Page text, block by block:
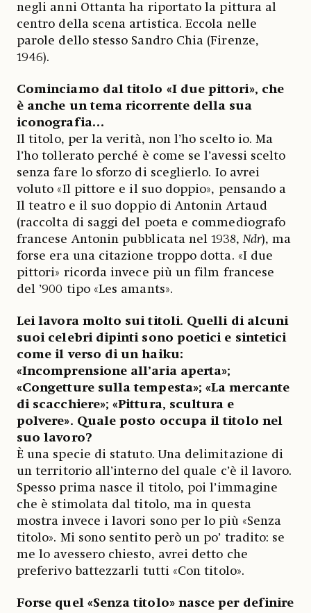
negli anni Ottanta ha riportato la pittura al
centro della scena artistica. Eccola nelle
parole dello stesso Sandro Chia (Firenze,
1946).
Cominciamo dal titolo «I due pittori», che
è anche un tema ricorrente della sua
iconografia…
Il titolo, per la verità, non l’ho scelto io. Ma
l’ho tollerato perché è come se l’avessi scelto
senza fare lo sforzo di sceglierlo. Io avrei
voluto «Il pittore e il suo doppio», pensando a
Il teatro e il suo doppio di Antonin Artaud
(raccolta di saggi del poeta e commediografo
francese Antonin pubblicata nel 1938,Ndr), ma
forse era una citazione troppo dotta. «I due
pittori» ricorda invece più un film francese
del ’900 tipo «Les amants».
Lei lavora molto sui titoli. Quelli di alcuni
suoi celebri dipinti sono poetici e sintetici
come il verso di un haiku:
«Incomprensione all’aria aperta»;
«Congetture sulla tempesta»; «La mercante
di scacchiere»; «Pittura, scultura e
polvere». Quale posto occupa il titolo nel
suo lavoro?
È una specie di statuto. Una delimitazione di
un territorio all’interno del quale c’è il lavoro.
Spesso prima nasce il titolo, poi l’immagine
che è stimolata dal titolo, ma in questa
mostra invece i lavori sono per lo più «Senza
titolo». Mi sono sentito però un po’ tradito: se
me lo avessero chiesto, avrei detto che
preferivo battezzarli tutti «Con titolo».
Forse quel «Senza titolo» nasce per definire